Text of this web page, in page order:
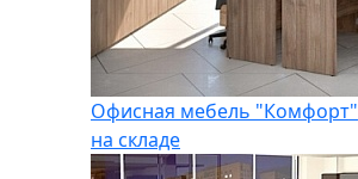
Офисная мебель "Комфорт"
на складе